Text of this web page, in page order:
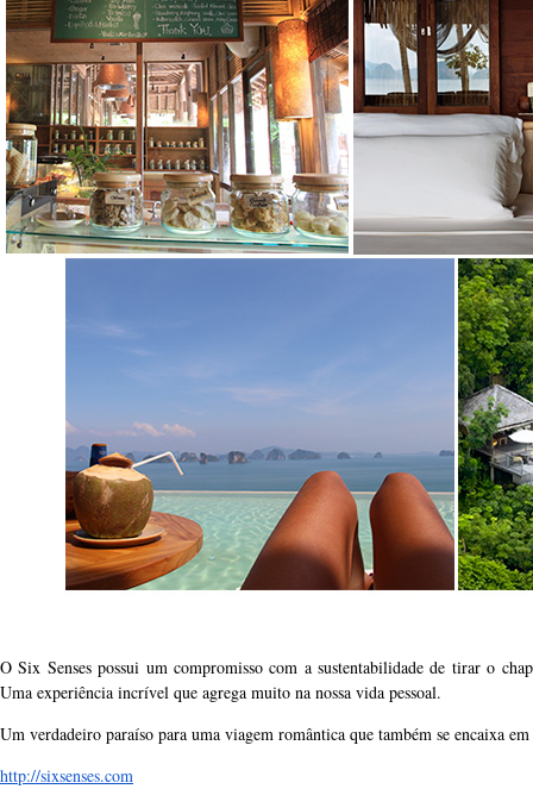
O Six Senses possui um compromisso com a sustentabilidade de tirar o
Uma experiência incrível que agrega muito na nossa vida pessoal.
Um verdadeiro paraíso para uma viagem romântica que também se encaixa
http://sixsenses.com